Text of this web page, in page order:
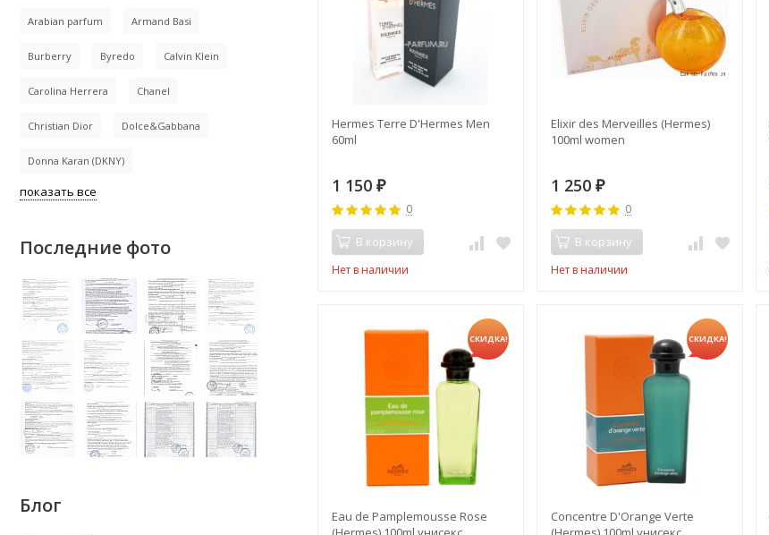
Hermes Terre D'Hermes Men
60ml
1 150 ₽
0
В корзину
Нет в наличии
Elixir des Merveilles (Hermes)
100ml women
1 250 ₽
0
В корзину
Нет в наличии
СКИДКА!
Eau de Pamplemousse Rose
СКИДКА!
Concentre D'Orange Verte
Arabian parfum Armand Basi
Burberry Byredo Calvin Klein
Carolina Herrera Chanel
Christian Dior Dolce&Gabbana
Donna Karan (DKNY)
показать все
Последние фото
Блог